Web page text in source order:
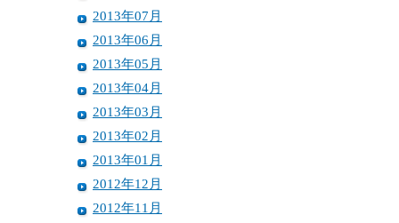
2013年07月
2013年06月
2013年05月
2013年04月
2013年03月
2013年02月
2013年01月
2012年12月
2012年11月